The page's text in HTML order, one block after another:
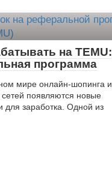
на TEMU:
программа
мире онлайн-шопинга и
появляются новые
для заработка. Одной из